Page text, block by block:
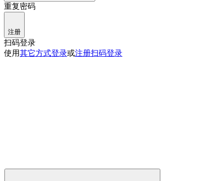
重复密码
注册
扫码登录
使用其它方式登录或注册扫码登录